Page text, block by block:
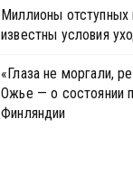
Миллионы отступных
известны условия
«Глаза не моргали,
Ожье — о состоянии
Финляндии